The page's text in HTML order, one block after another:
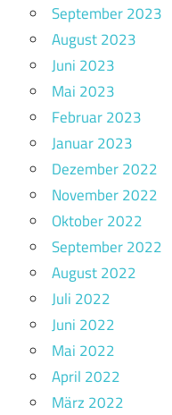
September 2023
August 2023
Juni 2023
Mai 2023
Februar 2023
Januar 2023
Dezember 2022
November 2022
Oktober 2022
September 2022
August 2022
Juli 2022
Juni 2022
Mai 2022
April 2022
März 2022